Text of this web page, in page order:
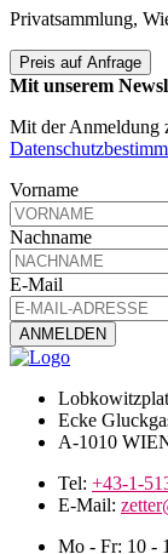
Privatsammlung,
Preis auf Anfrage
Mit unserem
Mit der Anmeldung
Vorname
Nachname
E-Mail
Ecke
A-1010
Tel: +43-1-
E-Mail:
Mo - Fr: 10 -